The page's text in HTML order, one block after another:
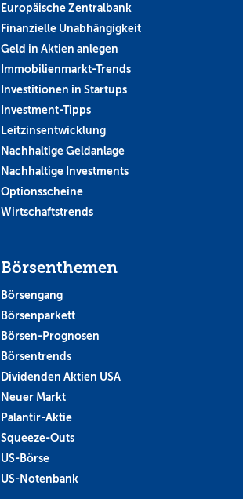
Europäische Zentralbank
Finanzielle Unabhängigkeit
Geld in Aktien anlegen
Immobilienmarkt-Trends
Investitionen in Startups
Investment-Tipps
Leitzinsentwicklung
Nachhaltige Geldanlage
Nachhaltige Investments
Optionsscheine
Wirtschaftstrends
Börsenthemen
Börsengang
Börsenparkett
Börsen-Prognosen
Börsentrends
Dividenden Aktien USA
Neuer Markt
Palantir-Aktie
Squeeze-Outs
US-Börse
US-Notenbank